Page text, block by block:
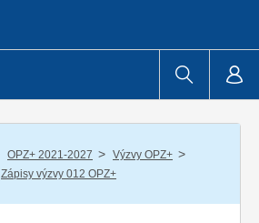
OPZ+ 2021-2027 / Výzvy OPZ+ /
Zápisy výzvy 012 OPZ+